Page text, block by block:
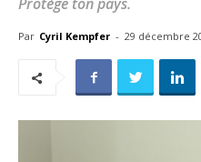
Par Cyril Kempfer - 29 décembre